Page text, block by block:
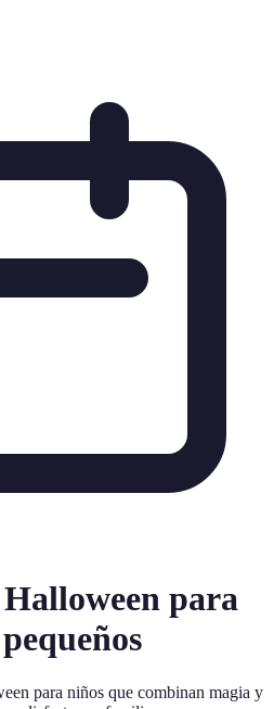
Halloween para
para niños que combinan magia y